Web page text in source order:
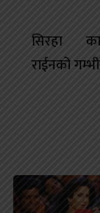
सिरहा
राईनको